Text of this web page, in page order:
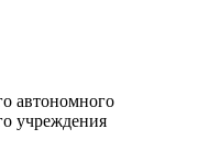
автономного
учреждения